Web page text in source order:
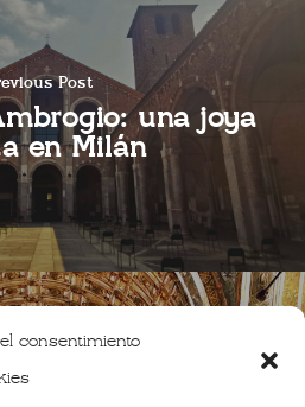
consentimiento
Post
una joya
en Milán